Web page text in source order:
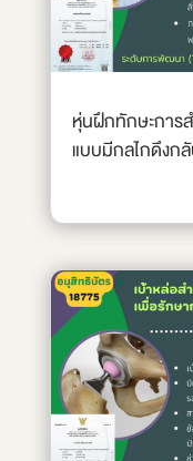
หุ่นฝึกทักษะการ
แบบมีกลไกดึงก